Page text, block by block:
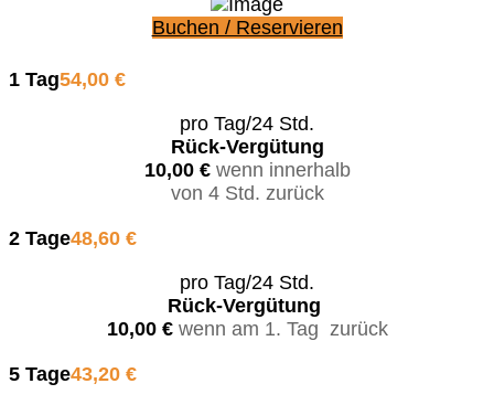
Buchen / Reservieren
1 Tag54,00 €
pro Tag/24 Std.
Rück-Vergütung
10,00 € wenn innerhalb
von 4 Std. zurück
2 Tage48,60 €
pro Tag/24 Std.
Rück-Vergütung
10,00 € wenn am 1. Tag zurück
5 Tage43,20 €